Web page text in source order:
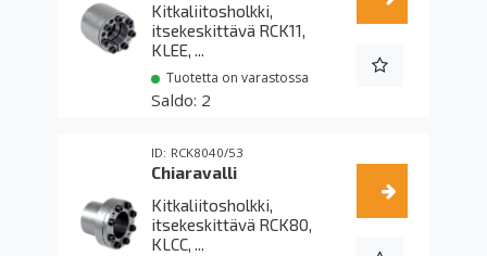
Kitkaliitosholkki,
itsekeskittävä RCK11,
KLEE, ...
Tuotetta on varastossa
2
RCK8040/53
Chiaravalli
Kitkaliitosholkki,
itsekeskittävä RCK80,
KLCC, ...